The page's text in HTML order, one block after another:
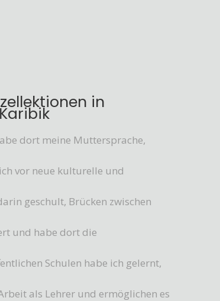
in
dort meine Muttersprache,
vor neue kulturelle und
geschult, Brücken zwischen
und habe dort die
Schulen habe ich gelernt,
als Lehrer und ermöglichen es